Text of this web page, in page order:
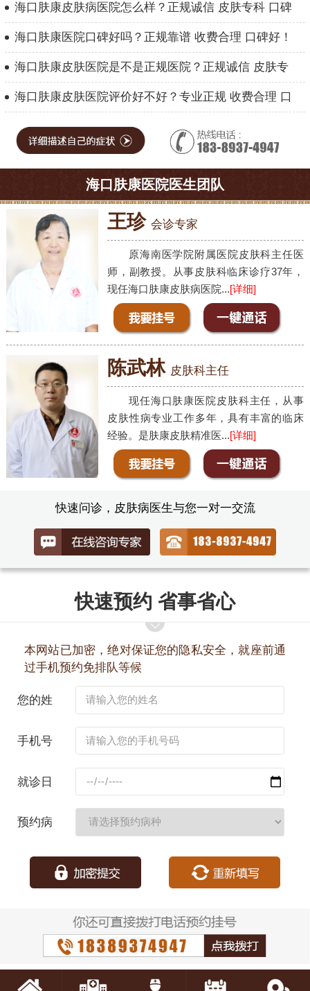
海口肤康皮肤病医院怎么样？正规诚信 皮肤专科 口碑
海口肤康医院口碑好吗？正规靠谱 收费合理 口碑好！
海口肤康皮肤医院是不是正规医院？正规诚信 皮肤专
海口肤康皮肤医院评价好不好？专业正规 收费合理 口
海口肤康医院医生团队
王珍 会诊专家
原海南医学院附属医院皮肤科主任医
师，副教授。从事皮肤科临床诊疗37年，
现任海口肤康皮肤病医院...[详细]
陈武林 皮肤科主任
现任海口肤康医院皮肤科主任，从事
皮肤性病专业工作多年，具有丰富的临床
经验。是肤康皮肤精准医...[详细]
快速问诊，皮肤病医生与您一对一交流
快速预约 省事省心
本网站已加密，绝对保证您的隐私安全，就座前通
过手机预约免排队等候
您的姓
手机号
就诊日
预约病